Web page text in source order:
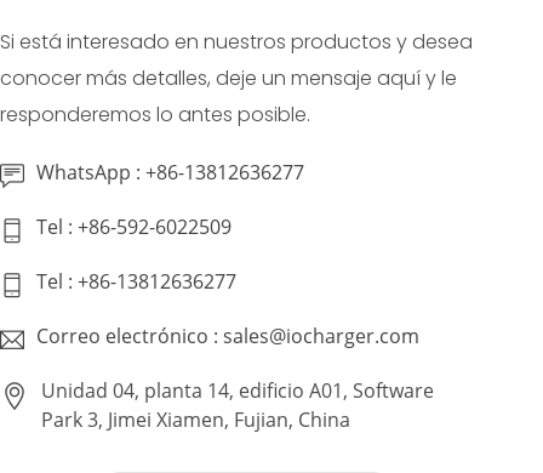
Si está interesado en nuestros productos y desea
conocer más detalles, deje un mensaje aquí y le
responderemos lo antes posible.
WhatsApp : +86-13812636277
Tel : +86-592-6022509
Tel : +86-13812636277
Correo electrónico : sales@iocharger.com
Unidad 04, planta 14, edificio A01, Software
Park 3, Jimei Xiamen, Fujian, China